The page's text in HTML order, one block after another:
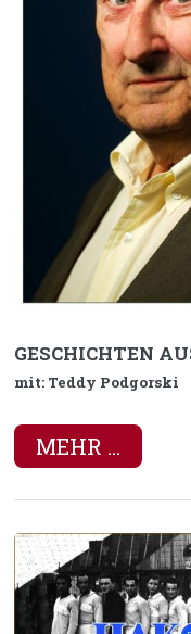
GESCHICHTEN
mit: Teddy Podgorski
MEHR ...